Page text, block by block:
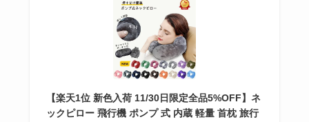
【楽天1位 新色入荷 11/30日限定全品5%OFF】ネ
ックピロー 飛行機 ポンプ 式 内蔵 軽量 首枕 旅行